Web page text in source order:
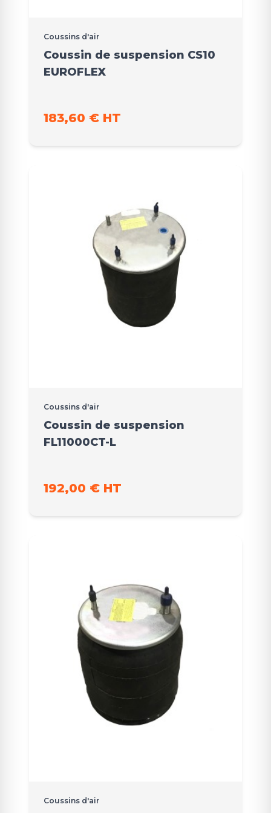
Coussins d'air
Coussin de suspension CS10
EUROFLEX
183,60 € HT
Coussins d'air
Coussin de suspension
FL11000CT-L
192,00 € HT
Coussins d'air